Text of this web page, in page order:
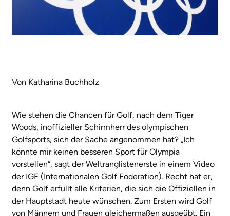
Von Katharina Buchholz
Wie stehen die Chancen für Golf, nach dem Tiger
Woods, inoffizieller Schirmherr des olympischen
Golfsports, sich der Sache angenommen hat? „Ich
könnte mir keinen besseren Sport für Olympia
vorstellen“, sagt der Weltranglistenerste in einem Video
der IGF (Internationalen Golf Föderation). Recht hat er,
denn Golf erfüllt alle Kriterien, die sich die Offiziellen in
der Hauptstadt heute wünschen. Zum Ersten wird Golf
von Männern und Frauen gleichermaßen ausgeübt. Ein